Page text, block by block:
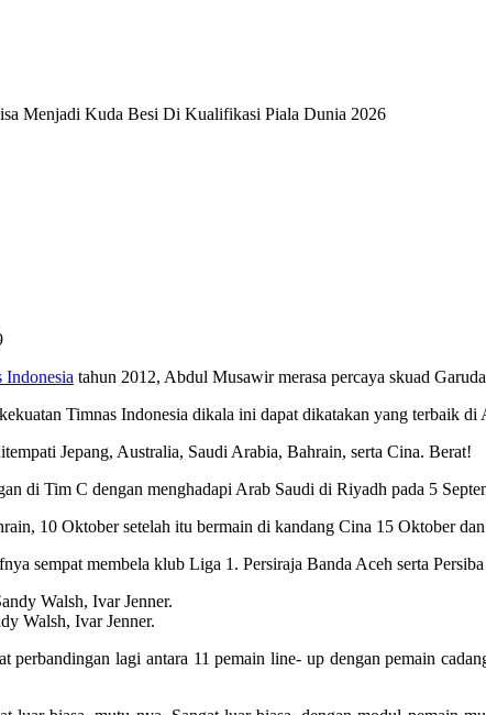
Menjadi Kuda Besi Di Kualifikasi Piala Dunia 2026
Indonesia tahun 2012, Abdul Musawir merasa percaya skuad
Timnas Indonesia dikala ini dapat dikatakan yang terbaik
Jepang, Australia, Saudi Arabia, Bahrain, serta Cina. Berat!
di Tim C dengan menghadapi Arab Saudi di Riyadh pada 5
10 Oktober setelah itu bermain di kandang Cina 15 Oktober
sempat membela klub Liga 1. Persiraja Banda Aceh serta
Walsh, Ivar Jenner.
lagi antara 11 pemain line- up dengan pemain